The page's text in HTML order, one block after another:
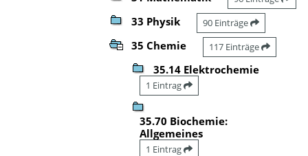
33 Physik 90 Einträge
35 Chemie 117 Einträge
35.14 Elektrochemie
1 Eintrag
35.70 Biochemie:
Allgemeines
1 Eintrag